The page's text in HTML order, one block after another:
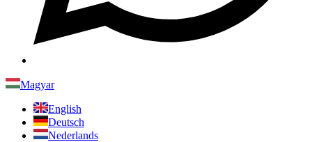
Magyar
English
Deutsch
Nederlands